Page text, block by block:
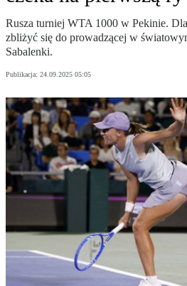
Rusza turniej WTA 1000 w Pekinie.
zbliżyć się do prowadzącej w
Sabalenki.
Publikacja: 24.09.2025 05:05